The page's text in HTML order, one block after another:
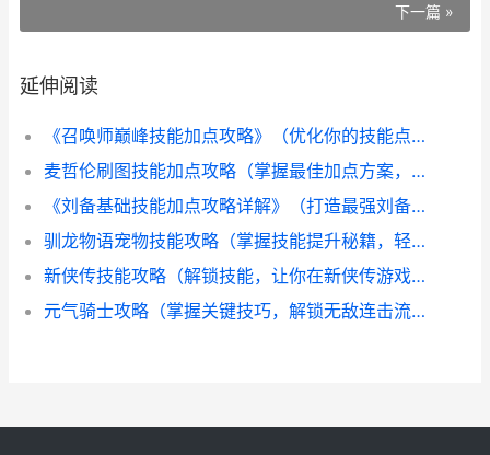
下一篇 »
延伸阅读
《召唤师巅峰技能加点攻略》（优化你的技能点分配，成为最强召唤师）
麦哲伦刷图技能加点攻略（掌握最佳加点方案，提升战斗效率）
《刘备基础技能加点攻略详解》（打造最强刘备，技能加点一举无遗！）
驯龙物语宠物技能攻略（掌握技能提升秘籍，轻松征服驯龙世界！）
新侠传技能攻略（解锁技能，让你在新侠传游戏中一飞冲天）
元气骑士攻略（掌握关键技巧，解锁无敌连击流！）